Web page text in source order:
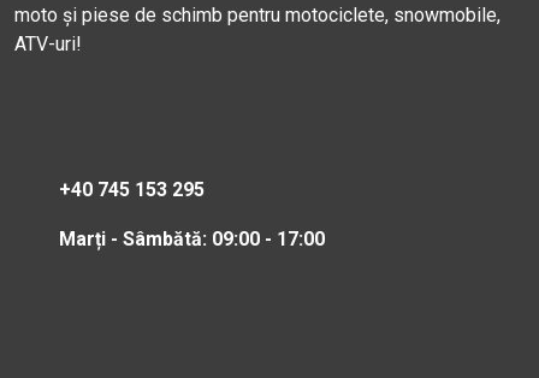
moto și piese de schimb pentru motociclete, snowmobile,
ATV-uri!
+40 745 153 295
Marți - Sâmbătă: 09:00 - 17:00